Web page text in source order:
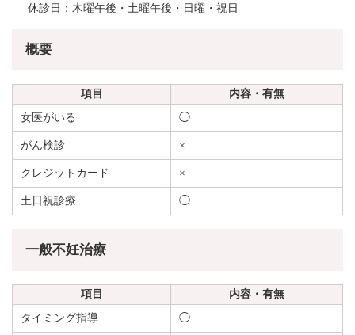
休診日：木曜午後・土曜午後・日曜・祝日
概要
項目
内容・有無
女医がいる
◯
がん検診 ×
クレジットカード ×
土日祝診療 ◯
一般不妊治療
項目
内容・有無
タイミング指導
◯